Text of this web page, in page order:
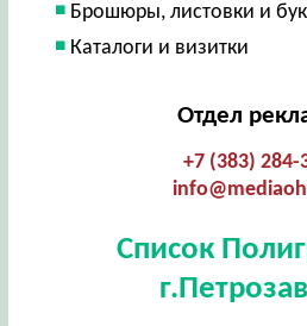
Брошюры, листовки и
Каталоги и визитки
Отдел
+7 (383) 284-
Список